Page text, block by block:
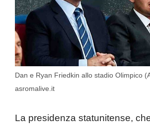
Dan e Ryan Friedkin allo stadio Olimpico
asromalive.it
La presidenza statunitense,